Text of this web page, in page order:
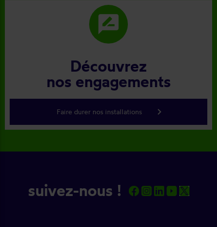
rate_review
Découvrez
nos engagements
Faire durer nos installations keyboard_arrow_right
suivez-nous !